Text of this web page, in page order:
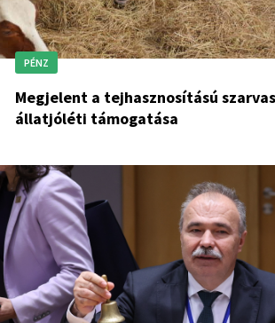
PÉNZ
Megjelent a tejhasznosítású
állatjóléti támogatása